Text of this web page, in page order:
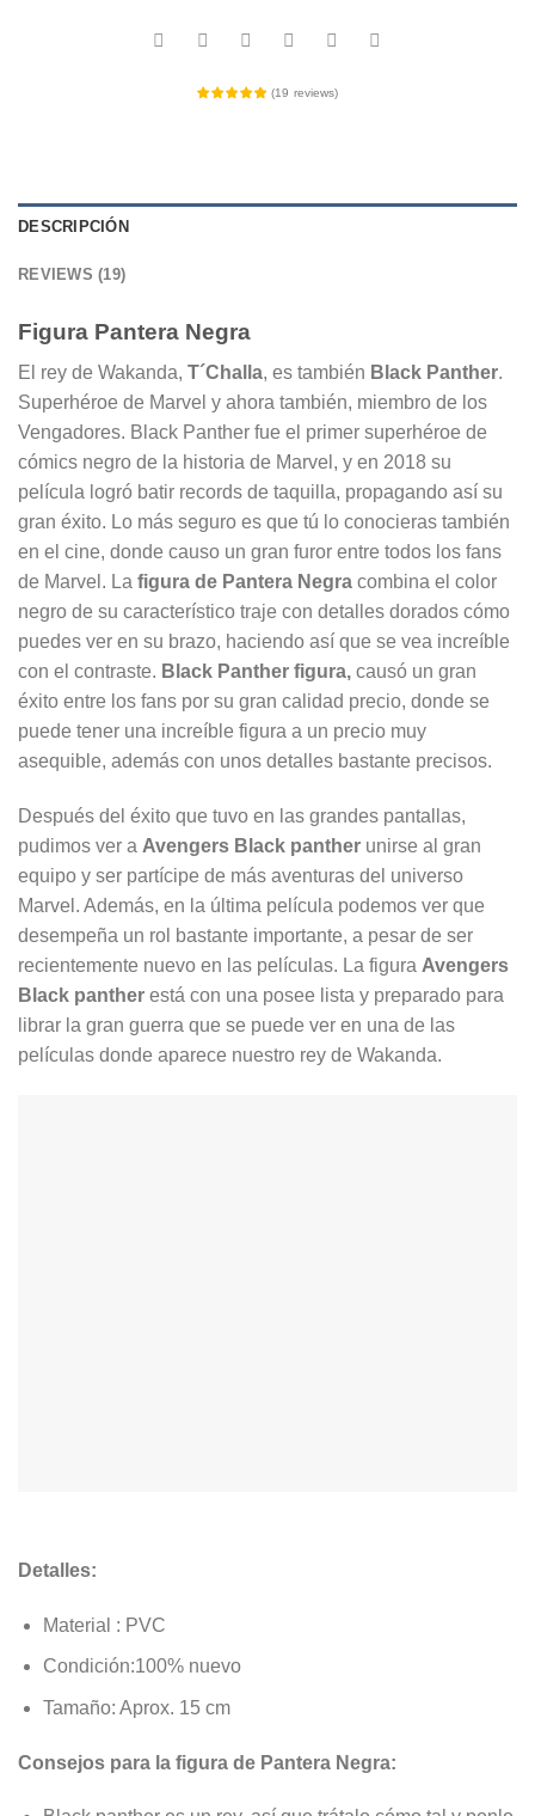
(19 reviews)
DESCRIPCIÓN
REVIEWS (19)
Figura Pantera Negra
El rey de Wakanda, T´Challa, es también Black Panther.
Superhéroe de Marvel y ahora también, miembro de los
Vengadores. Black Panther fue el primer superhéroe de
cómics negro de la historia de Marvel, y en 2018 su
película logró batir records de taquilla, propagando así su
gran éxito. Lo más seguro es que tú lo conocieras también
en el cine, donde causo un gran furor entre todos los fans
de Marvel. La figura de Pantera Negra combina el color
negro de su característico traje con detalles dorados cómo
puedes ver en su brazo, haciendo así que se vea increíble
con el contraste. Black Panther figura, causó un gran
éxito entre los fans por su gran calidad precio, donde se
puede tener una increíble figura a un precio muy
asequible, además con unos detalles bastante precisos.
Después del éxito que tuvo en las grandes pantallas,
pudimos ver a Avengers Black panther unirse al gran
equipo y ser partícipe de más aventuras del universo
Marvel. Además, en la última película podemos ver que
desempeña un rol bastante importante, a pesar de ser
recientemente nuevo en las películas. La figura Avengers
Black panther está con una posee lista y preparado para
librar la gran guerra que se puede ver en una de las
películas donde aparece nuestro rey de Wakanda.
Detalles:
Material : PVC
Condición:100% nuevo
Tamaño: Aprox. 15 cm
Consejos para la figura de Pantera Negra: